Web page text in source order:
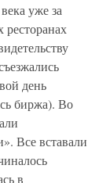
уже за
день
биржа). Во
Все вставали
в